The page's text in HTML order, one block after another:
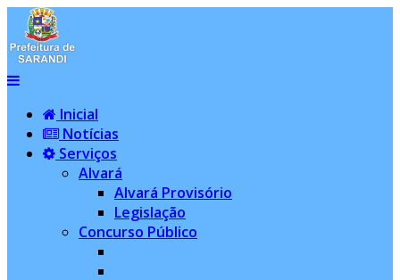
Inicial
Notícias
Serviços
Alvará
Alvará Provisório
Legislação
Concurso Público